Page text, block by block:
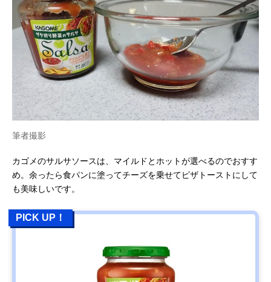
筆者撮影
カゴメのサルサソースは、マイルドとホットが選べるのでおすす
め。余ったら食パンに塗ってチーズを乗せてピザトーストにして
も美味しいです。
PICK UP！